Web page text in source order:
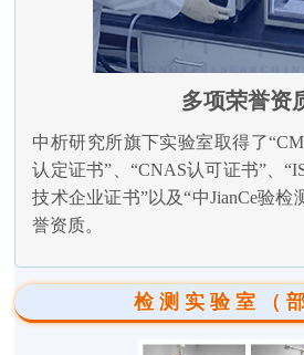
多项荣誉资
中析研究所旗下实验室取得了
认定证书”、“CNAS认可证书”、
技术企业证书”以及“中JianCe验检
誉资质。
检测实验室（